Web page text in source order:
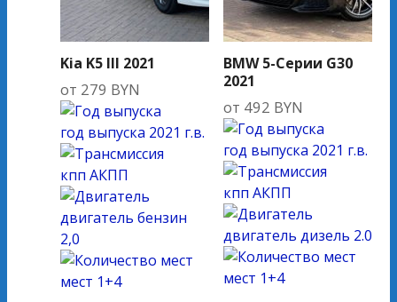
Kia K5 III 2021
от 279 BYN
год выпуска 2021 г.в.
кпп АКПП
двигатель бензин
2,0
мест 1+4
BMW 5-Серии G30
2021
от 492 BYN
год выпуска 2021 г.в.
кпп АКПП
двигатель дизель 2.0
мест 1+4